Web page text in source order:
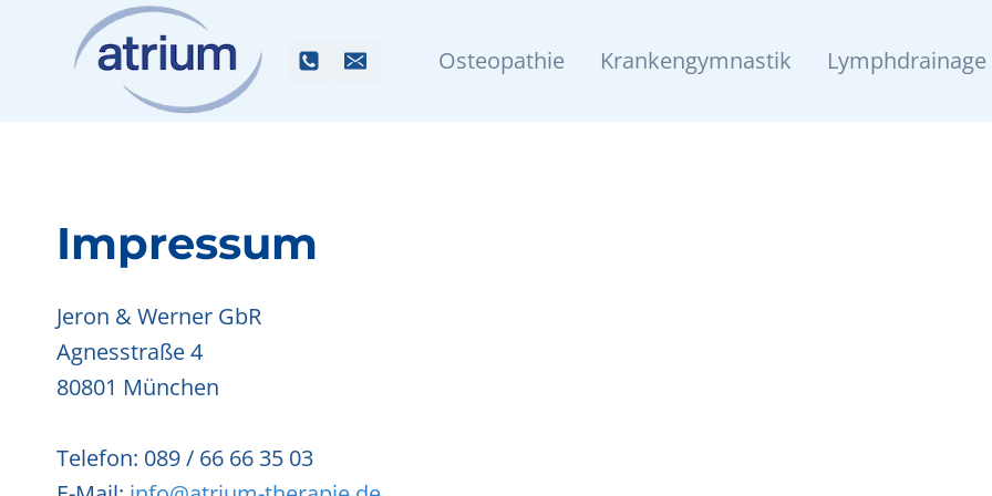
Osteopathie Krankengymnastik Lymphdrainage
Impressum
Jeron & Werner GbR
Agnesstraße 4
80801 München
Telefon: 089 / 66 66 35 03